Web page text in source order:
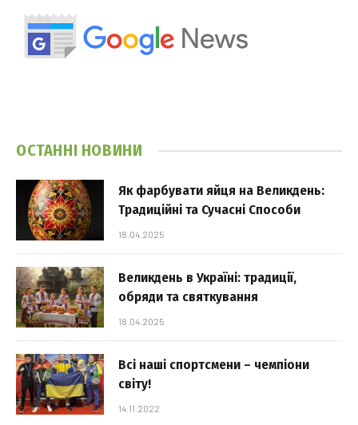
ОСТАННІ НОВИНИ
Як фарбувати яйця на Великдень:
Традиційні та Сучасні Способи
18.04.2025
Великдень в Україні: традиції,
обряди та святкування
18.04.2025
Всі наші спортсмени – чемпіони
світу!
14.11.2022